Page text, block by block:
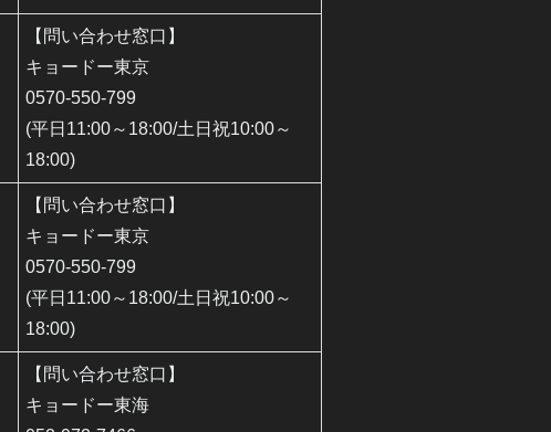
【問い合わせ窓口】
キョードー東京
0570-550-799
(平日11:00～18:00/土日祝10:00～
18:00)
【問い合わせ窓口】
キョードー東京
0570-550-799
(平日11:00～18:00/土日祝10:00～
18:00)
【問い合わせ窓口】
キョードー東海